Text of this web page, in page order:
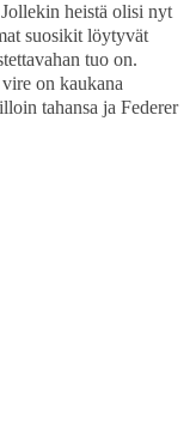
heistä olisi nyt
suosikit löytyvät
tuo on.
on kaukana
tahansa ja Federer